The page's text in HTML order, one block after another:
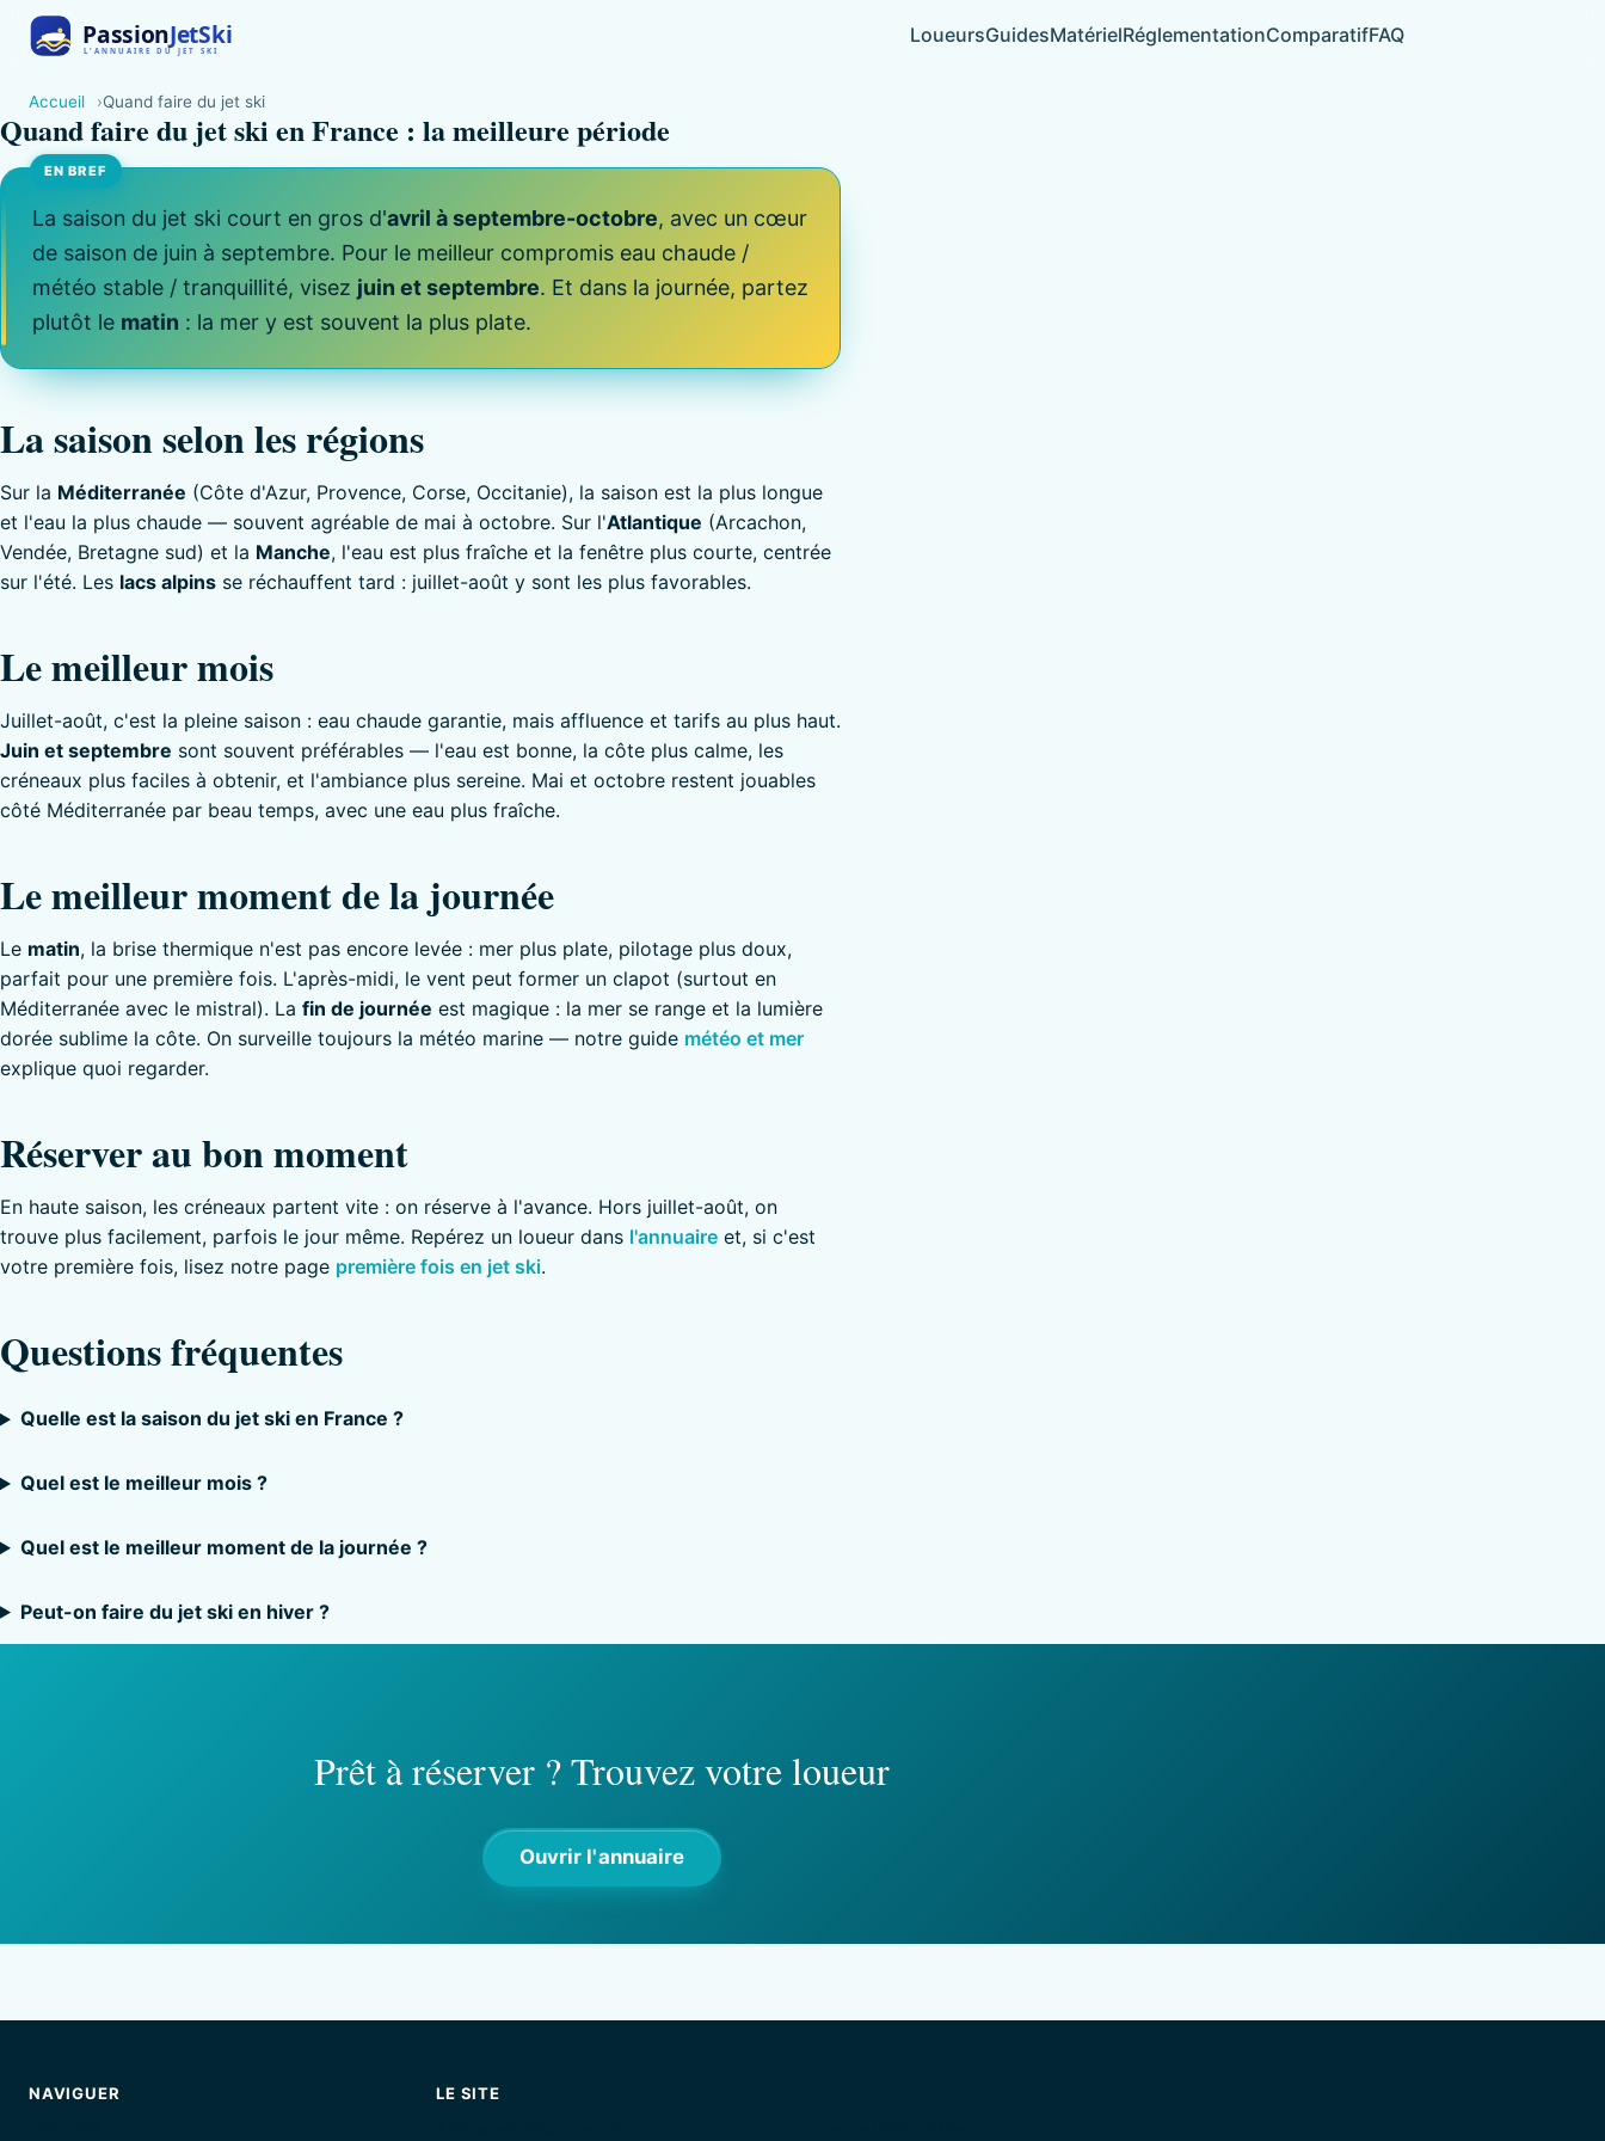
LoueursGuidesMatérielRéglementationComparatifFAQ
Accueil Quand faire du jet ski
Quand faire du jet ski en France : la meilleure période
La saison du jet ski court en gros d'avril à septembre-octobre, avec un cœur
de saison de juin à septembre. Pour le meilleur compromis eau chaude /
météo stable / tranquillité, visez juin et septembre. Et dans la journée, partez
plutôt le matin : la mer y est souvent la plus plate.
La saison selon les régions
Sur la Méditerranée (Côte d'Azur, Provence, Corse, Occitanie), la saison est la plus longue
et l'eau la plus chaude — souvent agréable de mai à octobre. Sur l'Atlantique (Arcachon,
Vendée, Bretagne sud) et la Manche, l'eau est plus fraîche et la fenêtre plus courte, centrée
sur l'été. Les lacs alpins se réchauffent tard : juillet-août y sont les plus favorables.
Le meilleur mois
Juillet-août, c'est la pleine saison : eau chaude garantie, mais affluence et tarifs au plus haut.
Juin et septembre sont souvent préférables — l'eau est bonne, la côte plus calme, les
créneaux plus faciles à obtenir, et l'ambiance plus sereine. Mai et octobre restent jouables
côté Méditerranée par beau temps, avec une eau plus fraîche.
Le meilleur moment de la journée
Le matin, la brise thermique n'est pas encore levée : mer plus plate, pilotage plus doux,
parfait pour une première fois. L'après-midi, le vent peut former un clapot (surtout en
Méditerranée avec le mistral). La fin de journée est magique : la mer se range et la lumière
dorée sublime la côte. On surveille toujours la météo marine — notre guide météo et mer
explique quoi regarder.
Réserver au bon moment
En haute saison, les créneaux partent vite : on réserve à l'avance. Hors juillet-août, on
trouve plus facilement, parfois le jour même. Repérez un loueur dans l'annuaire et, si c'est
votre première fois, lisez notre page première fois en jet ski.
Questions fréquentes
Quelle est la saison du jet ski en France ?
Quel est le meilleur mois ?
Quel est le meilleur moment de la journée ?
Peut-on faire du jet ski en hiver ?
Prêt à réserver ? Trouvez votre loueur
Ouvrir l'annuaire
NAVIGUER LE SITE